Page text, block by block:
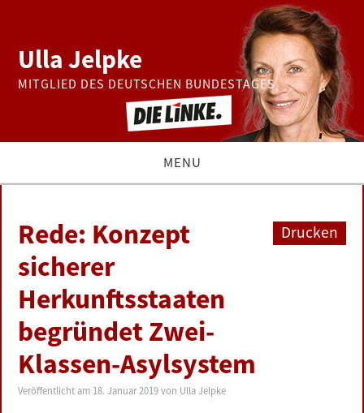
Ulla Jelpke
MITGLIED DES DEUTSCHEN BUNDESTAGES
MENU
BUNDESTAG
PRESSE
ZUR PERSON
LINKS
Drucken
Rede: Konzept
sicherer
Herkunftsstaaten
begründet Zwei-
Klassen-Asylsystem
Veröffentlicht am 18. Januar 2019 von Ulla Jelpke